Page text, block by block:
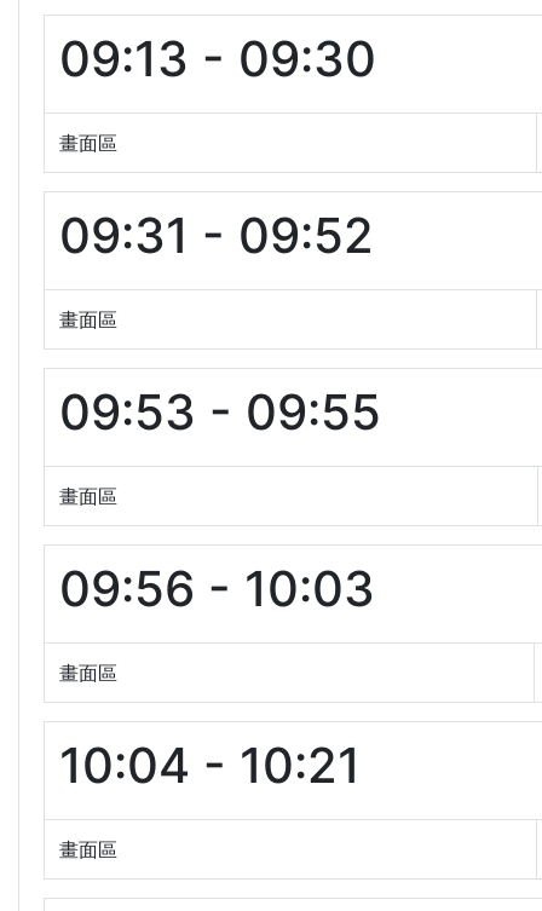
09:13 - 09:30
畫面區
09:31 - 09:52
畫面區
09:53 - 09:55
畫面區
09:56 - 10:03
畫面區
10:04 - 10:21
畫面區